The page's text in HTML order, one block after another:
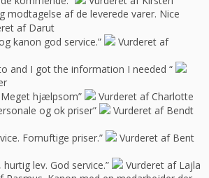
modtagelse af de leverede varer. Nice
af Darut
kanon god service.”
Vurderet af
and I got the information I needed “
Meget hjælpsom”
Vurderet af Charlotte
og ok priser”
Vurderet af Bendt
Fornuftige priser.”
Vurderet af Bent
lev. God service.”
Vurderet af Lajla